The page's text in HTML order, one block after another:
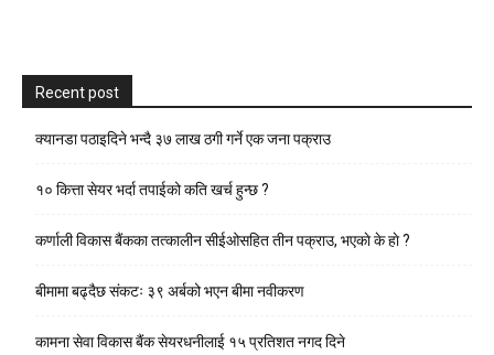
Recent post
क्यानडा पठाइदिने भन्दै ३७ लाख ठगी गर्ने एक जना पक्राउ
१० कित्ता सेयर भर्दा तपाईको कति खर्च हुन्छ ?
कर्णाली विकास बैंकका तत्कालीन सीईओसहित तीन पक्राउ, भएकाे के हाे ?
बीमामा बढ्दैछ संकटः ३९ अर्बको भएन बीमा नवीकरण
कामना सेवा विकास बैंक सेयरधनीलाई १५ प्रतिशत नगद दिने